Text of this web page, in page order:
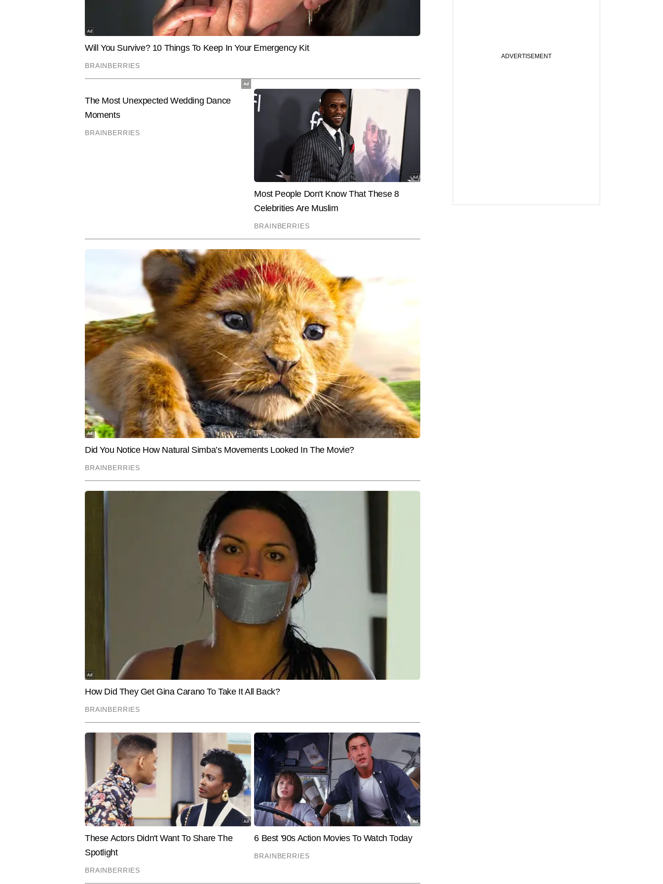
AUTHOR
आदित्य सिंह टाइम्स नाउ नवभारत की डिजिटल टीम में एजुकेशन सेक्शन पर लिखते हैं। मीडिया में 5 साल का अनुभव रखने वाले
आदित्य सिंह स्कूली शिक्षा से लेकर प्रतियोगी परीक्षाओं, जॉब वैकेंसी, करियर ऑप्शन्स, बोर्ड रिजल्ट, एग्जाम टिप्स और करंट अफेयर्स
—इन सभी पर उनकी पकड़ मजबूत है। तेजी से खबर ब्रेक करना और युवाओं को उपयोगी और प्रेरक जानकारी देना उनकी प्रमुख
विशेषताओं में शामिल है। पांच साल से आदित्य सिंह लगातार एजुकेशन सेक्शन के लिए खबरें लिख रहे हैं और छह हजार से अधिक
आर्टिकल पब्लिश कर चुके हैं। एक एजुकेशन राइटर के रूप में उनका फोकस हमेशा यही रहता है कि छात्रों और युवाओं तक सटीक,
समय पर और उपयोगी जानकारी सबसे पहले पहुंचे।
Hindi NewsEducation
End of Article